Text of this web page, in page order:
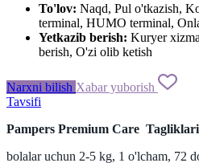
To'lov: Naqd, Pul o'tkazish,
terminal, HUMO terminal,
Yetkazib berish: Kuryer
berish, O'zi olib ketish
Narxni bilish Xabar yuborish
Tavsifi
Pampers Premium Care Tagliklari
bolalar uchun 2-5 kg, 1 o'lcham, 72